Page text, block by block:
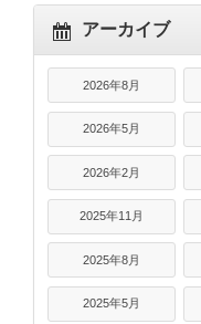
アーカイブ
2026年8月
2026年5月
2026年2月
2025年11月
2025年8月
2025年5月